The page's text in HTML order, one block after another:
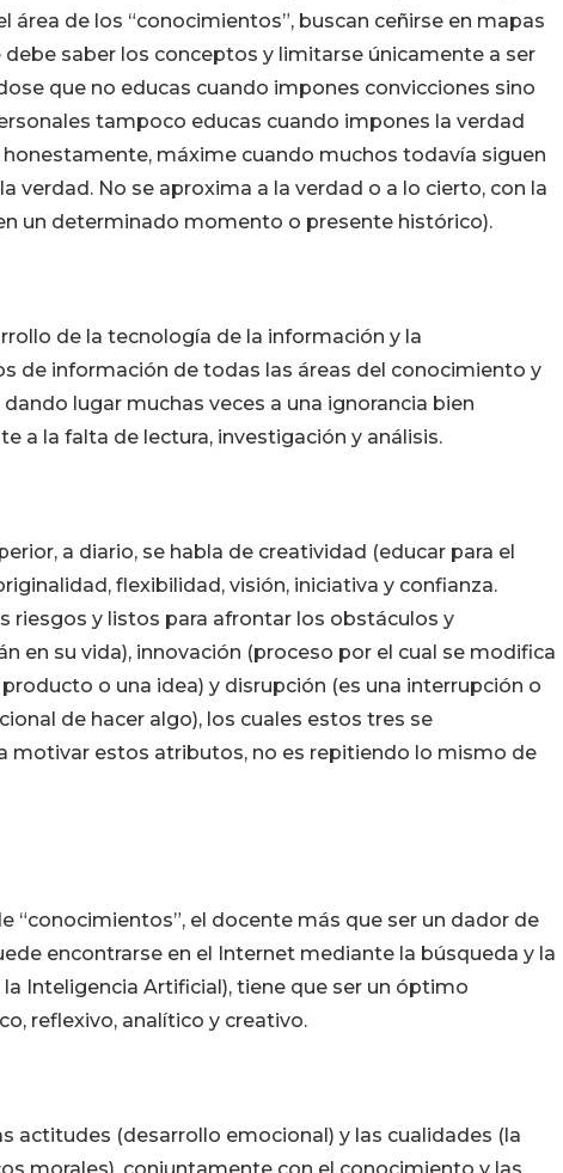
área de los “conocimientos”, buscan ceñirse en mapas
saber los conceptos y limitarse únicamente a ser
que no educas cuando impones convicciones sino
tampoco educas cuando impones la verdad
máxime cuando muchos todavía siguen
verdad. No se aproxima a la verdad o a lo cierto, con la
un determinado momento o presente histórico).
de la tecnología de la información y la
de información de todas las áreas del conocimiento y
lugar muchas veces a una ignorancia bien
a la falta de lectura, investigación y análisis.
a diario, se habla de creatividad (educar para el
flexibilidad, visión, iniciativa y confianza.
riesgos y listos para afrontar los obstáculos y
en su vida), innovación (proceso por el cual se modifica
o una idea) y disrupción (es una interrupción o
de hacer algo), los cuales estos tres se
motivar estos atributos, no es repitiendo lo mismo de
“conocimientos”, el docente más que ser un dador de
encontrarse en el Internet mediante la búsqueda y la
Inteligencia Artificial), tiene que ser un óptimo
reflexivo, analítico y creativo.
actitudes (desarrollo emocional) y las cualidades (la